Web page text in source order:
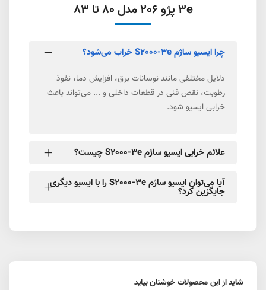
3e پژو 206 مدل 80 تا 83
چرا ایسیو ساژم S2000-3e خراب می‌شود؟
دلایل مختلفی مانند نوسانات برق، افزایش دما، نفوذ
رطوبت، نقص فنی در قطعات داخلی و ... می‌تواند باعث
خرابی ایسیو شود.
علائم خرابی ایسیو ساژم S2000-3e چیست؟
آیا می‌توان ایسیو ساژم S2000-3e را با ایسیو دیگری
جایگزین کرد؟
شاید از این محصولات خوشتان بیاید